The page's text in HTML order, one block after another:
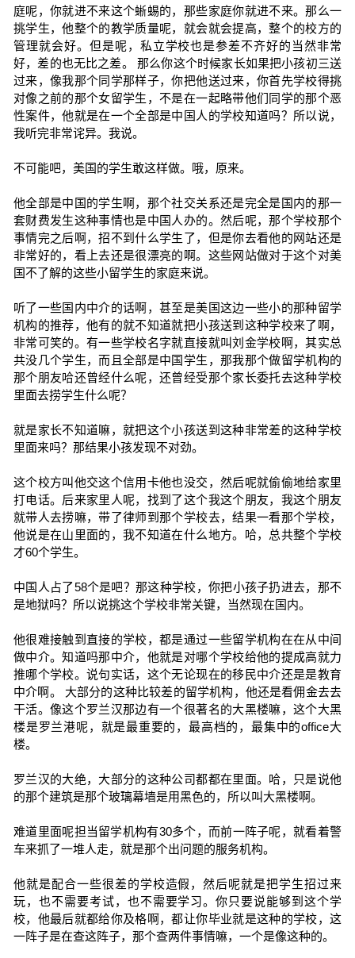
庭呢，你就进不来这个蜥蜴的，那些家庭你就进不来。那么一
挑学生，他整个的教学质量呢，就会就会提高，整个的校方的
管理就会好。但是呢，私立学校也是参差不齐好的当然非常
好，差的也无比之差。 那么你这个时候家长如果把小孩初三送
过来，像我那个同学那样子，你把他送过来，你首先学校得挑
对像之前的那个女留学生，不是在一起略带他们同学的那个恶
性案件，他就是在一个全部是中国人的学校知道吗？所以说，
我听完非常诧异。我说。
不可能吧，美国的学生敢这样做。哦，原来。
他全部是中国的学生啊，那个社交关系还是完全是国内的那一
套财费发生这种事情也是中国人办的。然后呢，那个学校那个
事情完之后啊，招不到什么学生了，但是你去看他的网站还是
非常好的，看上去还是很漂亮的啊。这些网站做对于这个对美
国不了解的这些小留学生的家庭来说。
听了一些国内中介的话啊，甚至是美国这边一些小的那种留学
机构的推荐，他有的就不知道就把小孩送到这种学校来了啊，
非常可笑的。有一些学校名字就直接就叫刘金学校啊，其实总
共没几个学生，而且全部是中国学生，那我那个做留学机构的
那个朋友哈还曾经什么呢，还曾经受那个家长委托去这种学校
里面去捞学生什么呢？
就是家长不知道嘛，就把这个小孩送到这种非常差的这种学校
里面来吗？那结果小孩发现不对劲。
这个校方叫他交这个信用卡他也没交，然后呢就偷偷地给家里
打电话。后来家里人呢，找到了这个我这个朋友，我这个朋友
就带人去捞嘛，带了律师到那个学校去，结果一看那个学校，
他说是在山里面的，我不知道在什么地方。哈，总共整个学校
才60个学生。
中国人占了58个是吧？那这种学校，你把小孩子扔进去，那不
是地狱吗？所以说挑这个学校非常关键，当然现在国内。
他很难接触到直接的学校，都是通过一些留学机构在在从中间
做中介。知道吗那中介，他就是对哪个学校给他的提成高就力
推哪个学校。说句实话，这个无论现在的移民中介还是是教育
中介啊。 大部分的这种比较差的留学机构，他还是看佣金去去
干活。像这个罗兰汉那边有一个很著名的大黑楼嘛，这个大黑
楼是罗兰港呢，就是最重要的，最高档的，最集中的office大
楼。
罗兰汉的大绝，大部分的这种公司都都在里面。哈，只是说他
的那个建筑是那个玻璃幕墙是用黑色的，所以叫大黑楼啊。
难道里面呢担当留学机构有30多个，而前一阵子呢，就看着警
车来抓了一堆人走，就是那个出问题的服务机构。
他就是配合一些很差的学校造假，然后呢就是把学生招过来
玩，也不需要考试，也不需要学习。你只要说能够到这个学
校，他最后就都给你及格啊，都让你毕业就是这种的学校，这
一阵子是在查这阵子，那个查两件事情嘛，一个是像这种的。